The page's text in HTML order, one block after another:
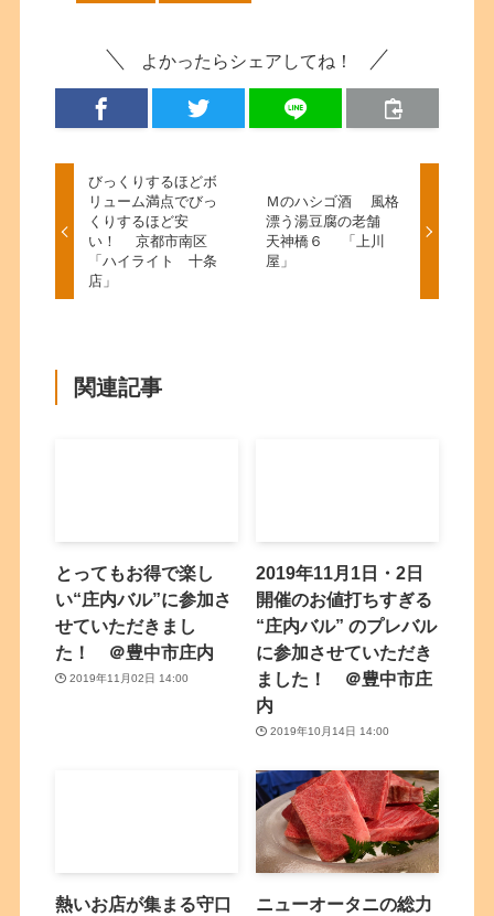
よかったらシェアしてね！
びっくりするほどボ
リューム満点でびっ
くりするほど安
い！ 京都市南区
「ハイライト 十条
店」
Ｍのハシゴ酒 風格
漂う湯豆腐の老舗
天神橋６ 「上川
屋」
関連記事
とってもお得で楽し
い“庄内バル”に参加さ
せていただきまし
た！ ＠豊中市庄内
2019年11月02日 14:00
2019年11月1日・2日
開催のお値打ちすぎる
“庄内バル” のプレバル
に参加させていただき
ました！ ＠豊中市庄
内
2019年10月14日 14:00
熱いお店が集まる守口
ニューオータニの総力